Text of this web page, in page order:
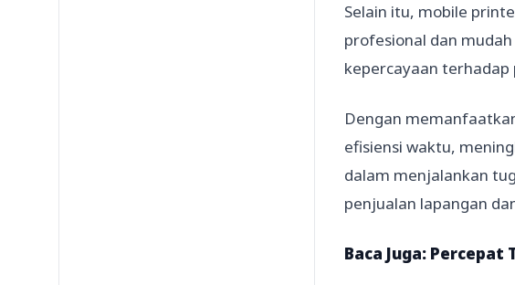
Selain itu, mobile
profesional dan
kepercayaan
Dengan
efisiensi waktu,
dalam menjalankan
penjualan lapangan
Baca Juga: Percepat